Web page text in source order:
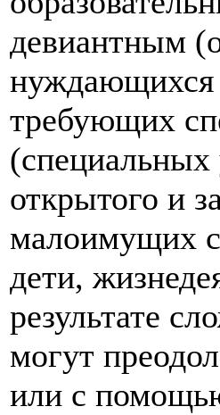
девиантным
нуждающихся
требующих
(специальных
открытого и
малоимущих
дети,
результате
могут
или с